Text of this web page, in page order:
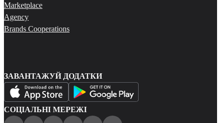
Marketplace
Agency
Brands Cooperations
ЗАВАНТАЖУЙ ДОДАТКИ
СОЦІАЛЬНІ МЕРЕЖІ